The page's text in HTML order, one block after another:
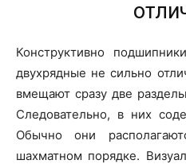
Конструктивно
двухрядные не сильно
вмещают сразу две
Следовательно, в них
Обычно они
шахматном порядке.